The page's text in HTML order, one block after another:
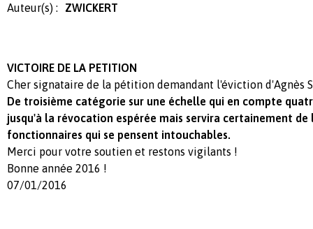
Auteur(s) : ZWICKERT
VICTOIRE DE LA PETITION
Cher signataire de la pétition demandant l'éviction d'Agnès
De troisième catégorie sur une échelle qui en compte
jusqu'à la révocation espérée mais servira certainement de
fonctionnaires qui se pensent intouchables.
Merci pour votre soutien et restons vigilants !
Bonne année 2016 !
07/01/2016